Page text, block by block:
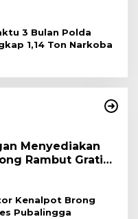
3 Bulan Polda
1,14 Ton Narkoba
Menyediakan
Rambut Gratis
Kenalpot Brong
Pubalingga